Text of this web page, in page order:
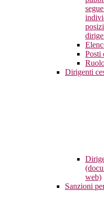
Posti
Dirigenti
web)
Sanzioni